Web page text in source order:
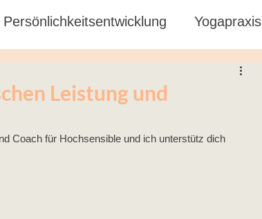
Persönlichkeitsentwicklung Yogapraxis
Leistung und
Coach für Hochsensible und ich unterstütz dich